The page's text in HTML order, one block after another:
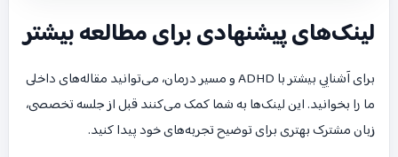
لینک‌های پیشنهادی برای مطالعه بیشتر
برای آشنایی بیشتر با ADHD و مسیر درمان، می‌توانید مقاله‌های داخلی
ما را بخوانید. این لینک‌ها به شما کمک می‌کنند قبل از جلسه تخصصی،
زبان مشترک بهتری برای توضیح تجربه‌های خود پیدا کنید.